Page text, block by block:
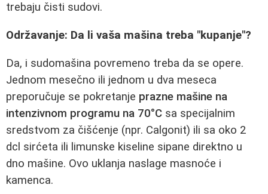
trebaju čisti sudovi.
Održavanje: Da li vaša mašina treba "kupanje"?
Da, i sudomašina povremeno treba da se opere.
Jednom mesečno ili jednom u dva meseca
preporučuje se pokretanje prazne mašine na
intenzivnom programu na 70°C sa specijalnim
sredstvom za čišćenje (npr. Calgonit) ili sa oko 2
dcl sirćeta ili limunske kiseline sipane direktno u
dno mašine. Ovo uklanja naslage masnoće i
kamenca.